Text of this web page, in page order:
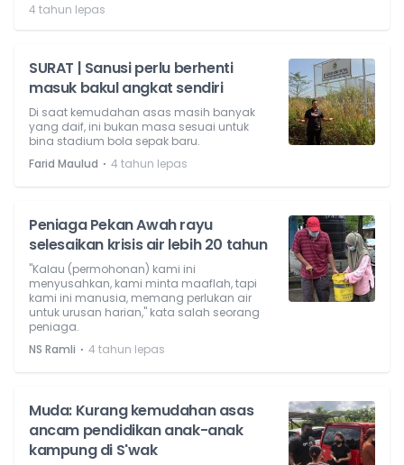
4 tahun lepas
SURAT | Sanusi perlu berhenti
masuk bakul angkat sendiri
Di saat kemudahan asas masih banyak
yang daif, ini bukan masa sesuai untuk
bina stadium bola sepak baru.
Farid Maulud ⋅ 4 tahun lepas
Peniaga Pekan Awah rayu
selesaikan krisis air lebih 20 tahun
"Kalau (permohonan) kami ini
menyusahkan, kami minta maaflah, tapi
kami ini manusia, memang perlukan air
untuk urusan harian," kata salah seorang
peniaga.
NS Ramli ⋅ 4 tahun lepas
Muda: Kurang kemudahan asas
ancam pendidikan anak-anak
kampung di S'wak